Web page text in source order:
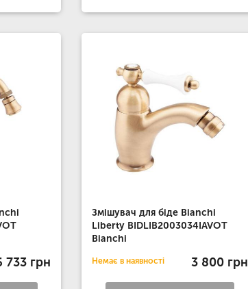
733 грн
Змішувач для біде Bianchi
Liberty BIDLIB2003034IAVOT
Bianchi
Немає в наявності 3 800 грн